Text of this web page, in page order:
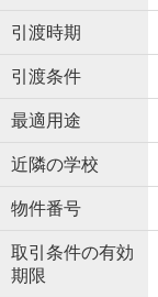
引渡時期
引渡条件
最適用途
近隣の学校
物件番号
取引条件の有効
期限